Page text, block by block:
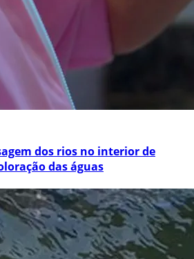
dos rios no interior de
das águas